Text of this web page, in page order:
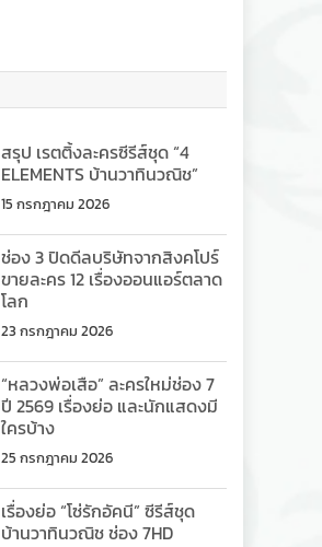
สรุป เรตติ้งละครซีรีส์ชุด “4
ELEMENTS บ้านวาทินวณิช”
15 กรกฎาคม 2026
ช่อง 3 ปิดดีลบริษัทจากสิงคโปร์
ขายละคร 12 เรื่องออนแอร์ตลาด
โลก
23 กรกฎาคม 2026
“หลวงพ่อเสือ” ละครใหม่ช่อง 7
ปี 2569 เรื่องย่อ และนักแสดงมี
ใครบ้าง
25 กรกฎาคม 2026
เรื่องย่อ “โซ่รักอัคนี” ซีรีส์ชุด
บ้านวาทินวณิช ช่อง 7HD